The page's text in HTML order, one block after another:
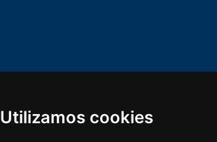
Utilizamos cookies